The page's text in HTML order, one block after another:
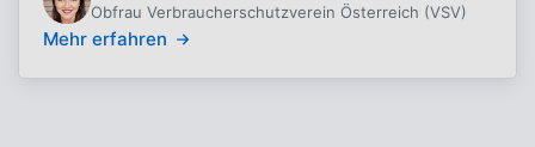
Obfrau Verbraucherschutzverein Österreich (VSV)
Mehr erfahren